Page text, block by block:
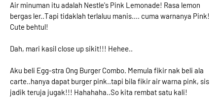
Air minuman itu adalah Nestle's Pink Lemonade! Rasa lemon
bergas ler..Tapi tidaklah terlaluu manis.... cuma warnanya Pink!
Cute behtul!
Dah, mari kasil close up sikit!!! Hehee..
Aku beli Egg-stra Ong Burger Combo. Memula fikir nak beli ala
carte..hanya dapat burger pink..tapi bila fikir air warna pink, sis
jadik teruja jugak!!! Hahahaha..So kita rembat satu kali!